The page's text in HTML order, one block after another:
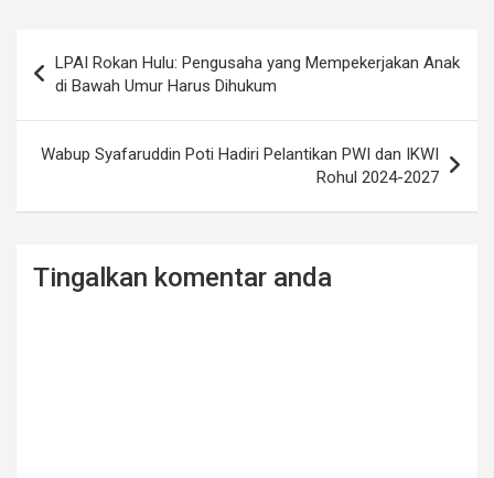
navigation
LPAI Rokan Hulu: Pengusaha yang Mempekerjakan Anak
di Bawah Umur Harus Dihukum
Wabup Syafaruddin Poti Hadiri Pelantikan PWI dan IKWI
Rohul 2024-2027
Tingalkan komentar anda